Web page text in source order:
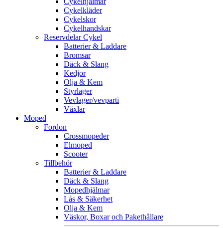
Cykelkläder
Cykelskor
Cykelhandskar
Reservdelar Cykel
Batterier & Laddare
Bromsar
Däck & Slang
Kedjor
Olja & Kem
Styrlager
Vevlager/vevparti
Växlar
Moped
Fordon
Crossmopeder
Elmoped
Scooter
Tillbehör
Batterier & Laddare
Däck & Slang
Mopedhjälmar
Lås & Säkerhet
Olja & Kem
Väskor, Boxar och Pakethållare